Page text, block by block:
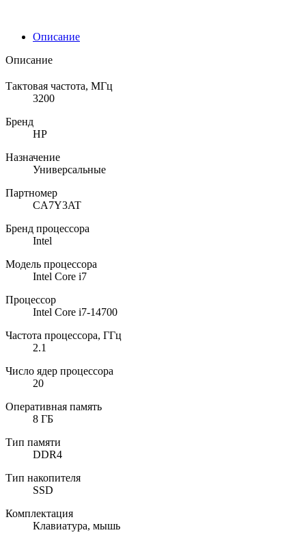
Описание
Описание
Тактовая частота, МГц
3200
Бренд
HP
Назначение
Универсальные
Партномер
CA7Y3AT
Бренд процессора
Intel
Модель процессора
Intel Core i7
Процессор
Intel Core i7-14700
Частота процессора, ГГц
2.1
Число ядер процессора
20
Оперативная память
8 ГБ
Тип памяти
DDR4
Тип накопителя
SSD
Комплектация
Клавиатура, мышь